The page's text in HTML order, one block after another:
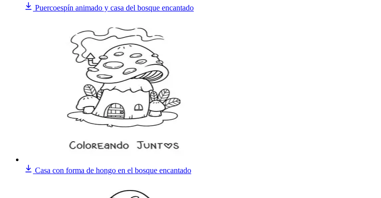
Puercoespín animado y casa del bosque encantado
Casa con forma de hongo en el bosque encantado